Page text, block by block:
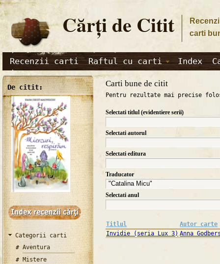
Cărţi de Citit
carti
Recenzii carti Raftul cu carti Index
De citit:
Categorii carti
Aventura
Mistere
Carti bune de citit
Pentru rezultate mai precise
Selectati titlul (evidentiere serii)
Selectati autorul
Selectati editura
Traducator
Selectati anul
Titlul
Autor carte
Invidie (seria Lux 3) Anna